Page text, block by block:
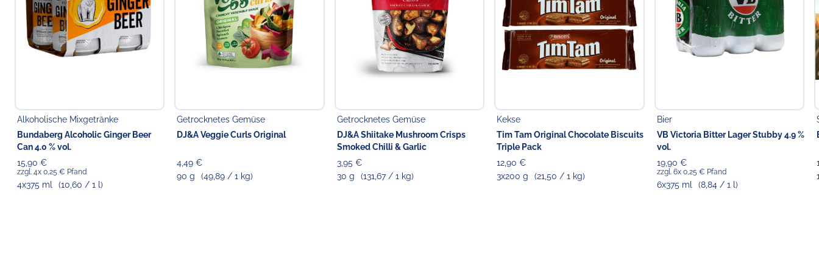
Alkoholische Mixgetränke
Bundaberg Alcoholic Ginger Beer
Can 4.0 % vol.
15,90 €
zzgl. 4x 0,25 € Pfand
4x375 ml (10,60 / 1 l)
Getrocknetes Gemüse
DJ&A Veggie Curls Original
4,49 €
90 g
(49,89 / 1 kg)
Getrocknetes Gemüse
DJ&A Shiitake Mushroom Crisps
Smoked Chilli & Garlic
3,95 €
30 g
(131,67 / 1 kg)
Kekse
Tim Tam Original Chocolate Biscuits
Triple Pack
12,90 €
3x200 g
(21,50 / 1 kg)
Bier
VB Victoria Bitter Lager Stubby 4.9 %
vol.
19,90 €
zzgl. 6x 0,25 € Pfand
6x375 ml (8,84 / 1 l)